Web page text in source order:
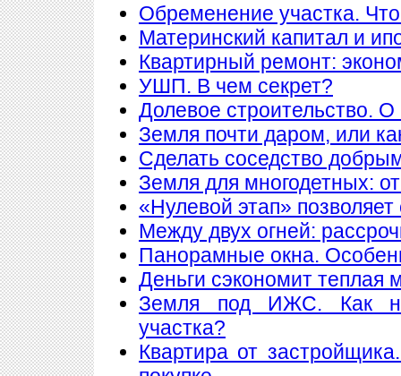
Обременение участка.
Материнский капитал и
Квартирный ремонт:
УШП. В чем секрет?
Долевое строительство.
Земля почти даром, или
Сделать соседство
Земля для многодетных:
«Нулевой этап»
Между двух огней:
Панорамные окна.
Деньги сэкономит теплая
Земля под ИЖС. Как
участка?
Квартира от